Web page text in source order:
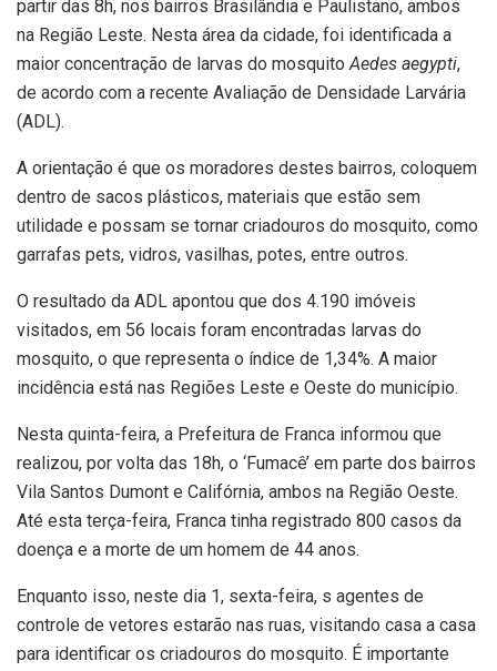
partir das 8h, nos bairros Brasilândia e Paulistano, ambos
na Região Leste. Nesta área da cidade, foi identificada a
maior concentração de larvas do mosquitoAedes aegypti,
de acordo com a recente Avaliação de Densidade Larvária
(ADL).
A orientação é que os moradores destes bairros, coloquem
dentro de sacos plásticos, materiais que estão sem
utilidade e possam se tornar criadouros do mosquito, como
garrafas pets, vidros, vasilhas, potes, entre outros.
O resultado da ADL apontou que dos 4.190 imóveis
visitados, em 56 locais foram encontradas larvas do
mosquito, o que representa o índice de 1,34%. A maior
incidência está nas Regiões Leste e Oeste do município.
Nesta quinta-feira, a Prefeitura de Franca informou que
realizou, por volta das 18h, o ‘Fumacê’ em parte dos bairros
Vila Santos Dumont e Califórnia, ambos na Região Oeste.
Até esta terça-feira, Franca tinha registrado 800 casos da
doença e a morte de um homem de 44 anos.
Enquanto isso, neste dia 1, sexta-feira, s agentes de
controle de vetores estarão nas ruas, visitando casa a casa
para identificar os criadouros do mosquito. É importante